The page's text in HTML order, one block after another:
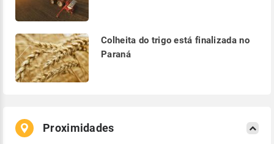
Colheita do trigo está finalizada no
Paraná
Proximidades